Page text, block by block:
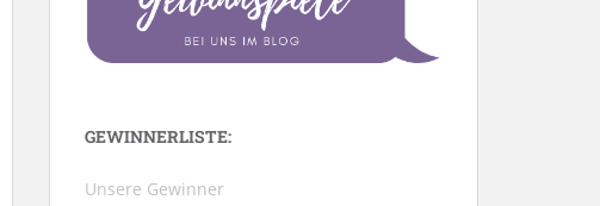
GEWINNERLISTE:
Unsere Gewinner